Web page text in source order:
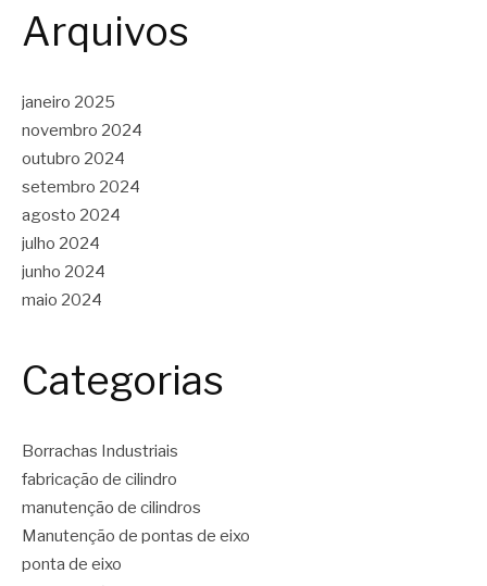
Arquivos
janeiro 2025
novembro 2024
outubro 2024
setembro 2024
agosto 2024
julho 2024
junho 2024
maio 2024
Categorias
Borrachas Industriais
fabricação de cilindro
manutenção de cilindros
Manutenção de pontas de eixo
ponta de eixo